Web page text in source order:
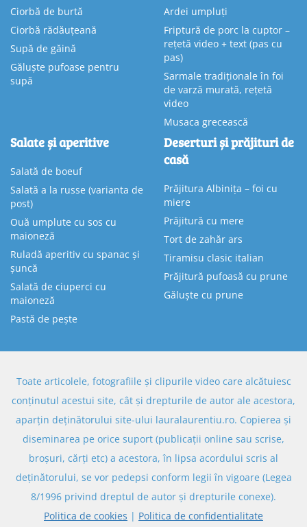
Ciorbă de burtă
Ciorbă rădăuțeană
Supă de găină
Găluște pufoase pentru
supă
Ardei umpluți
Friptură de porc la cuptor –
rețetă video + text (pas cu
pas)
Sarmale tradiționale în foi
de varză murată, rețetă
video
Musaca grecească
Salate și aperitive
Salată de boeuf
Salată a la russe (varianta de
post)
Ouă umplute cu sos cu
maioneză
Ruladă aperitiv cu spanac și
șuncă
Salată de ciuperci cu
maioneză
Pastă de pește
Deserturi și prăjituri de
casă
Prăjitura Albinița – foi cu
miere
Prăjitură cu mere
Tort de zahăr ars
Tiramisu clasic italian
Prăjitură pufoasă cu prune
Găluște cu prune
Toate articolele, fotografiile și clipurile video care alcătuiesc
conținutul acestui site, cât și drepturile de autor ale acestora,
aparțin deținătorului site-ului lauralaurentiu.ro. Copierea și
diseminarea pe orice suport (publicații online sau scrise,
broșuri, cărți etc) a acestora, în lipsa acordului scris al
deținătorului, se vor pedepsi conform legii în vigoare (Legea
8/1996 privind dreptul de autor și drepturile conexe).
Politica de cookies | Politica de confidentialitate